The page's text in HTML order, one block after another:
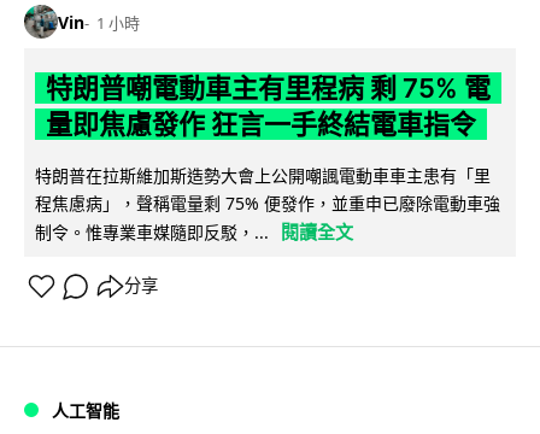
Vin 1 小時
特朗普嘲電動車主有里程病 剩 75% 電
量即焦慮發作 狂言一手終結電車指令
特朗普在拉斯維加斯造勢大會上公開嘲諷電動車車主患有「里
程焦慮病」，聲稱電量剩 75% 便發作，並重申已廢除電動車強
制令。惟專業車媒隨即反駁，...
閱讀全文
分享
人工智能